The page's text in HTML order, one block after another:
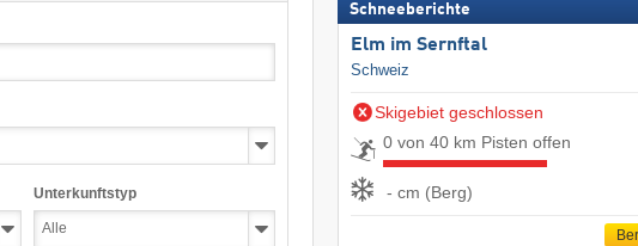
Unterkunftstyp
Schneeberichte
Elm im Sernftal
Schweiz
Skigebiet geschlossen
0 von 40 km Pisten offen
- cm (Berg)